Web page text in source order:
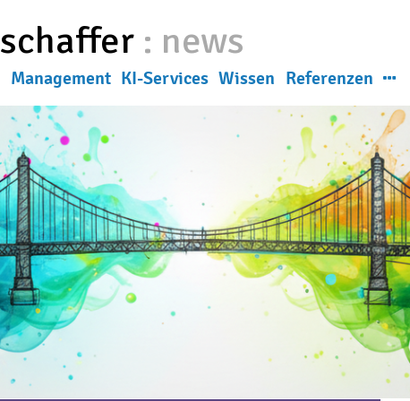
: news
Management KI-Services Wissen Referenzen
News